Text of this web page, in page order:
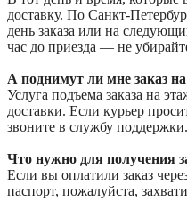
доставку. По Санкт-
день заказа или на
час до приезда — не
А поднимут ли мне заказ
Услуга подъема заказа на
доставки. Если курьер
звоните в службу поддержки.
Что нужно для получения
Если вы оплатили заказ
паспорт, пожалуйста,